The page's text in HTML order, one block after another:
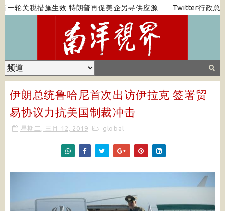
轮关税措施生效 特朗普再促美企另寻供应源 Twitter行政总
伊朗总统鲁哈尼首次出访伊拉克 签署贸
易协议力抗美国制裁冲击
星期二, 三月 12, 2019 global